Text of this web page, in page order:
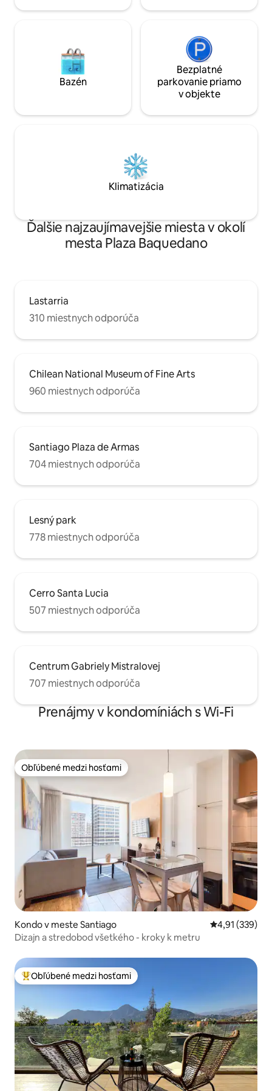
Bazén
Bezplatné
parkovanie priamo
v objekte
Klimatizácia
Ďalšie najzaujímavejšie miesta v okolí
mesta Plaza Baquedano
Lastarria
310 miestnych odporúča
Chilean National Museum of Fine Arts
960 miestnych odporúča
Santiago Plaza de Armas
704 miestnych odporúča
Lesný park
778 miestnych odporúča
Cerro Santa Lucia
507 miestnych odporúča
Centrum Gabriely Mistralovej
707 miestnych odporúča
Prenájmy v kondomíniách s Wi-Fi
Obľúbené medzi hosťami
Obľúbené medzi hosťami
Kondo v meste Santiago Priemerné
4,91 (339)
Dizajn a stredobod všetkého - kroky k metru
Najobľúbenejšie medzi hosťami
Obľúbené medzi hosťami